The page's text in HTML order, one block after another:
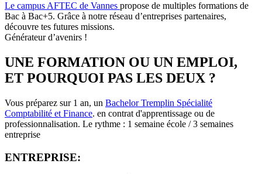
Le campus AFTEC de Vannes propose de multiples formations de
Bac à Bac+5. Grâce à notre réseau d’entreprises partenaires,
découvre tes futures missions.
Générateur d’avenirs !
UNE FORMATION OU UN EMPLOI,
ET POURQUOI PAS LES DEUX ?
Vous préparez sur 1 an, un Bachelor Tremplin Spécialité
Comptabilité et Finance. en contrat d'apprentissage ou de
professionnalisation. Le rythme : 1 semaine école / 3 semaines
entreprise
ENTREPRISE: